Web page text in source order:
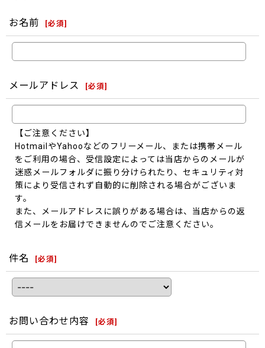
お名前 [必須]
メールアドレス [必須]
【ご注意ください】
HotmailやYahooなどのフリーメール、または携帯メール
をご利用の場合、受信設定によっては当店からのメールが
迷惑メールフォルダに振り分けられたり、セキュリティ対
策により受信されず自動的に削除される場合がございま
す。
また、メールアドレスに誤りがある場合は、当店からの返
信メールをお届けできませんのでご注意ください。
件名 [必須]
お問い合わせ内容 [必須]